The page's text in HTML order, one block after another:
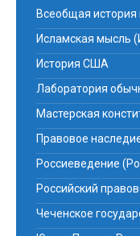
Всеобщая история
Исламская мысль
История США
Лаборатория
Мастерская
Правовое
Россиеведение
Российский
Чеченское